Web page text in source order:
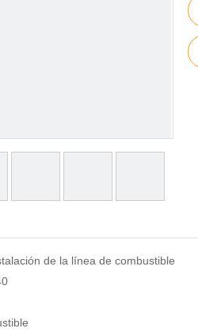
de la línea de combustible